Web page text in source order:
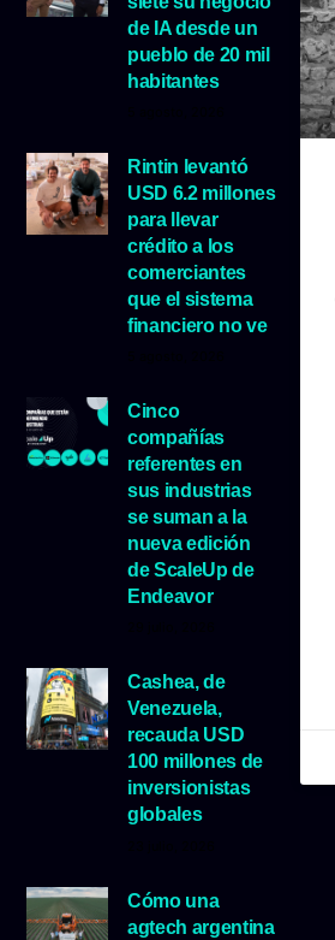
de IA desde un
pueblo de 20 mil
habitantes
Rintin levantó
USD 6.2 millones
para llevar
crédito a los
comerciantes
que el sistema
financiero no ve
Cinco
compañías
referentes en
sus industrias
se suman a la
nueva edición
de ScaleUp de
Endeavor
Cashea, de
Venezuela,
recauda USD
100 millones de
inversionistas
globales
Cómo una
agtech argentina